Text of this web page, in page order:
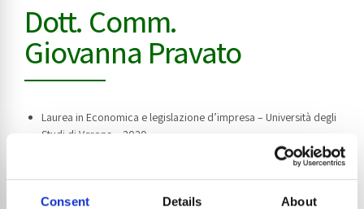
Consent Details About
Dott. Comm.
Giovanna Pravato
Laurea in Economica e legislazione d’impresa – Università degli
Studi di Verona – 2020
Iscritta all’Ordine dei Dottori Commercialisti e degli Esperti
Commercialisti ed Esperti Contabili di Vicenza – 2024